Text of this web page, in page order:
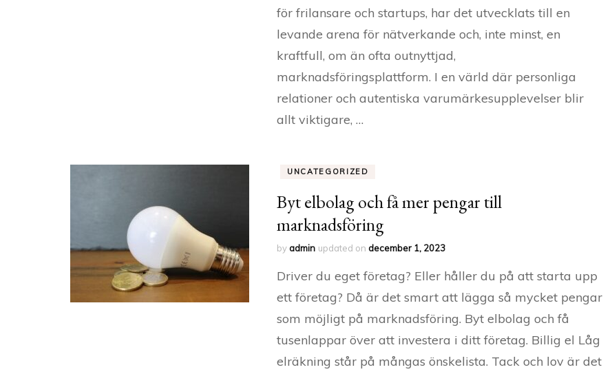
för frilansare och startups, har det utvecklats till en
levande arena för nätverkande och, inte minst, en
kraftfull, om än ofta outnyttjad,
marknadsföringsplattform. I en värld där personliga
relationer och autentiska varumärkesupplevelser blir
allt viktigare, …
UNCATEGORIZED
Byt elbolag och få mer pengar till
marknadsföring
byadmin updated on december 1, 2023
Driver du eget företag? Eller håller du på att starta upp
ett företag? Då är det smart att lägga så mycket pengar
som möjligt på marknadsföring. Byt elbolag och få
tusenlappar över att investera i ditt företag. Billig el Låg
elräkning står på mångas önskelista. Tack och lov är det